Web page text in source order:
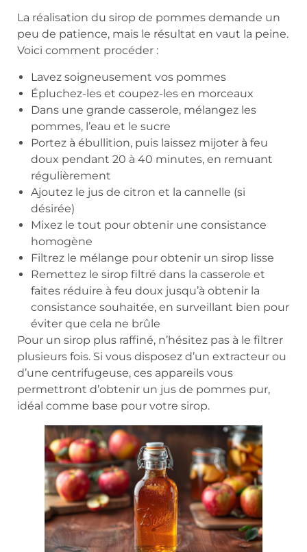
La réalisation du sirop de pommes demande un
peu de patience, mais le résultat en vaut la peine.
Voici comment procéder :
Lavez soigneusement vos pommes
Épluchez-les et coupez-les en morceaux
Dans une grande casserole, mélangez les
pommes, l’eau et le sucre
Portez à ébullition, puis laissez mijoter à feu
doux pendant 20 à 40 minutes, en remuant
régulièrement
Ajoutez le jus de citron et la cannelle (si
désirée)
Mixez le tout pour obtenir une consistance
homogène
Filtrez le mélange pour obtenir un sirop lisse
Remettez le sirop filtré dans la casserole et
faites réduire à feu doux jusqu’à obtenir la
consistance souhaitée, en surveillant bien pour
éviter que cela ne brûle
Pour un sirop plus raffiné, n’hésitez pas à le filtrer
plusieurs fois. Si vous disposez d’un extracteur ou
d’une centrifugeuse, ces appareils vous
permettront d’obtenir un jus de pommes pur,
idéal comme base pour votre sirop.